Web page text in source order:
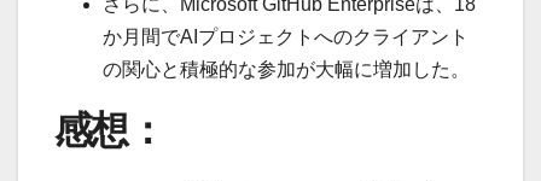
さらに、Microsoft GitHub Enterpriseは、18
か月間でAIプロジェクトへのクライアント
の関心と積極的な参加が大幅に増加した。
感想：